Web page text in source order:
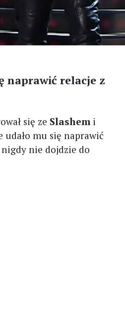
naprawić relacje z
się ze Slashem i
udało mu się naprawić
nigdy nie dojdzie do